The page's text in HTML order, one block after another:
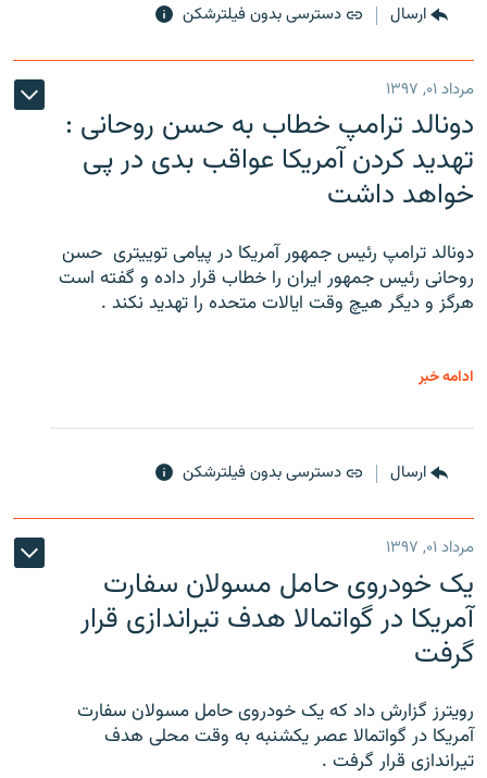
ارسال دسترسی بدون فیلترشکن
مرداد ۰۱, ۱۳۹۷
دونالد ترامپ خطاب به حسن روحانی :
تهدید کردن آمریکا عواقب بدی در پی
خواهد داشت
دونالد ترامپ رئیس جمهور آمریکا در پیامی توییتری ‌ حسن
روحانی رئیس جمهور ایران را خطاب قرار داده و گفته است
هرگز و دیگر هیچ وقت ایالات متحده را تهدید نکند .
ادامه خبر
ارسال دسترسی بدون فیلترشکن
مرداد ۰۱, ۱۳۹۷
یک خودروی حامل مسولان سفارت
آمریکا در گواتمالا هدف تیراندازی قرار
گرفت
رویترز گزارش داد که یک خودروی حامل مسولان سفارت
آمریکا در گواتمالا عصر یکشنبه به وقت محلی هدف
تیراندازی قرار گرفت .